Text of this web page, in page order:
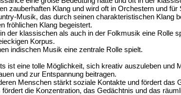
zauberhaften Klang und wird oft in Orchestern und
Musik, das durch seinen charakteristischen Klang
fröhlichen Klang begeistert.
der klassischen als auch in der Folkmusik eine Rolle
Korpus.
indischen Musik eine zentrale Rolle spielt.
ist eine tolle Möglichkeit, sich kreativ auszuleben und
und zur Entspannung beitragen.
Menschen stärkt soziale Kontakte und fördert das
die Konzentration, das Gedächtnis und das